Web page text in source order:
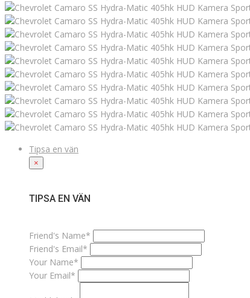
Tipsa en vän
×
TIPSA EN VÄN
Friend's Name*
Friend's Email*
Your Name*
Your Email*